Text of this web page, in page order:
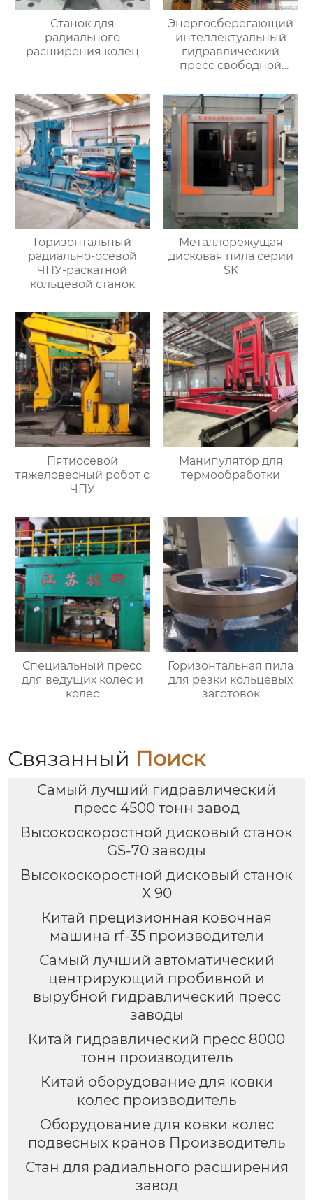
Станок для
радиального
расширения колец
Энергосберегающий
интеллектуальный
гидравлический
пресс свободной
Горизонтальный
радиально-осевой
ЧПУ-раскатной
кольцевой станок
Металлорежущая
дисковая пила серии
SK
Пятиосевой
тяжеловесный робот с
ЧПУ
Манипулятор для
термообработки
Специальный пресс
для ведущих колес и
колес
Горизонтальная пила
для резки кольцевых
заготовок
Связанный Поиск
Самый лучший гидравлический
пресс 4500 тонн завод
Высокоскоростной дисковый станок
GS-70 заводы
Высокоскоростной дисковый станок
X 90
Китай прецизионная ковочная
машина rf-35 производители
Самый лучший автоматический
центрирующий пробивной и
вырубной гидравлический пресс
заводы
Китай гидравлический пресс 8000
тонн производитель
Китай оборудование для ковки
колес производитель
Оборудование для ковки колес
подвесных кранов Производитель
Стан для радиального расширения
завод